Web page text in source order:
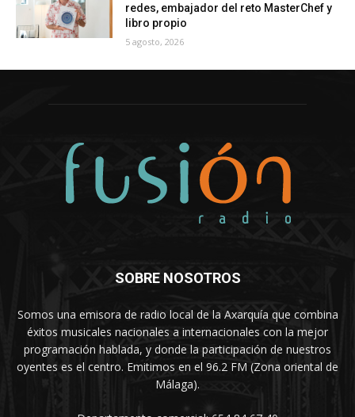
redes, embajador del reto MasterChef y
libro propio
5 agosto, 2026
SOBRE NOSOTROS
Somos una emisora de radio local de la Axarquía que combina
éxitos musicales nacionales a internacionales con la mejor
programación hablada, y donde la participación de nuestros
oyentes es el centro. Emitimos en el 96.2 FM (Zona oriental de
Málaga).